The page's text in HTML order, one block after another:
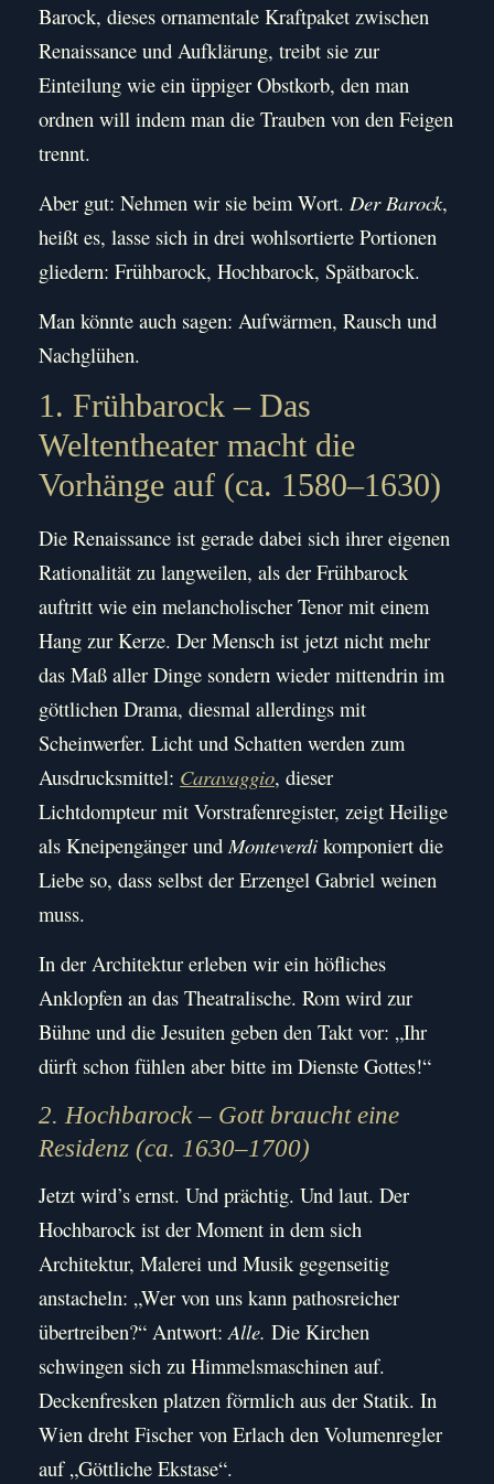
Barock, dieses ornamentale Kraftpaket zwischen
Renaissance und Aufklärung, treibt sie zur
Einteilung wie ein üppiger Obstkorb, den man
ordnen will indem man die Trauben von den Feigen
trennt.
Aber gut: Nehmen wir sie beim Wort. Der Barock,
heißt es, lasse sich in drei wohlsortierte Portionen
gliedern: Frühbarock, Hochbarock, Spätbarock.
Man könnte auch sagen: Aufwärmen, Rausch und
Nachglühen.
1. Frühbarock – Das
Weltentheater macht die
Vorhänge auf (ca. 1580–1630)
Die Renaissance ist gerade dabei sich ihrer eigenen
Rationalität zu langweilen, als der Frühbarock
auftritt wie ein melancholischer Tenor mit einem
Hang zur Kerze. Der Mensch ist jetzt nicht mehr
das Maß aller Dinge sondern wieder mittendrin im
göttlichen Drama, diesmal allerdings mit
Scheinwerfer. Licht und Schatten werden zum
Ausdrucksmittel: Caravaggio, dieser
Lichtdompteur mit Vorstrafenregister, zeigt Heilige
als Kneipengänger undMonteverdi komponiert die
Liebe so, dass selbst der Erzengel Gabriel weinen
muss.
In der Architektur erleben wir ein höfliches
Anklopfen an das Theatralische. Rom wird zur
Bühne und die Jesuiten geben den Takt vor: „Ihr
dürft schon fühlen aber bitte im Dienste Gottes!“
2. Hochbarock – Gott braucht eine
Residenz (ca. 1630–1700)
Jetzt wird’s ernst. Und prächtig. Und laut. Der
Hochbarock ist der Moment in dem sich
Architektur, Malerei und Musik gegenseitig
anstacheln: „Wer von uns kann pathosreicher
übertreiben?“ Antwort:Alle. Die Kirchen
schwingen sich zu Himmelsmaschinen auf.
Deckenfresken platzen förmlich aus der Statik. In
Wien dreht Fischer von Erlach den Volumenregler
auf „Göttliche Ekstase“.